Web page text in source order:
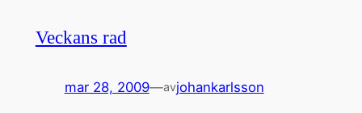
Veckans rad
mar 28, 2009—avjohankarlsson